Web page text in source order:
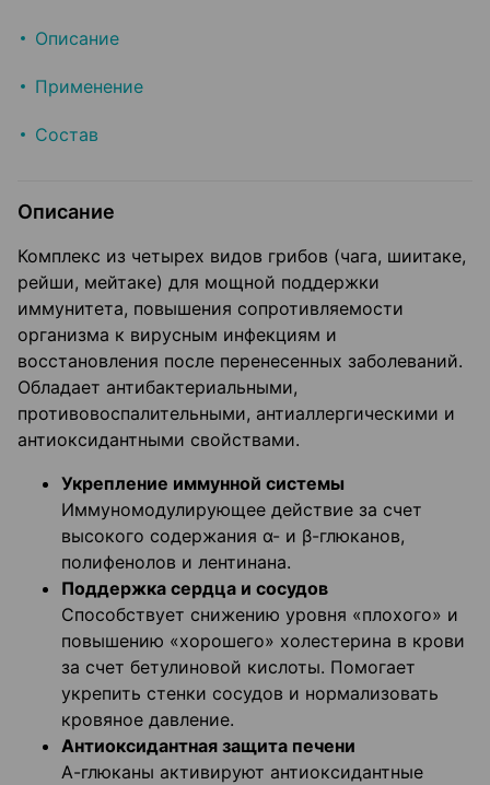
Описание
Применение
Состав
Описание
Комплекс из четырех видов грибов (чага, шиитаке,
рейши, мейтаке) для мощной поддержки
иммунитета, повышения сопротивляемости
организма к вирусным инфекциям и
восстановления после перенесенных заболеваний.
Обладает антибактериальными,
противовоспалительными, антиаллергическими и
антиоксидантными свойствами.
Укрепление иммунной системы
Иммуномодулирующее действие за счет
высокого содержания α- и β-глюканов,
полифенолов и лентинана.
Поддержка сердца и сосудов
Способствует снижению уровня «плохого» и
повышению «хорошего» холестерина в крови
за счет бетулиновой кислоты. Помогает
укрепить стенки сосудов и нормализовать
кровяное давление.
Антиоксидантная защита печени
А-глюканы активируют антиоксидантные